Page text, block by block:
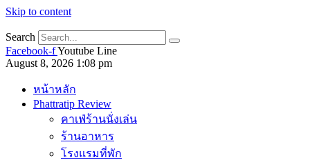
Skip to content
Search
Facebook-fYoutube Line
August 8, 2026 1:08 pm
หน้าหลัก
Phattratip Review
คาเฟ่ร้านนั่งเล่น
ร้านอาหาร
โรงแรมที่พัก